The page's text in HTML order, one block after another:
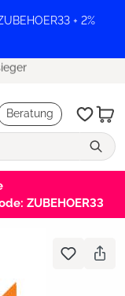
+ 2%
Beratung
ZUBEHOER33